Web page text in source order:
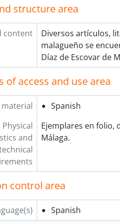
structure area
content
Diversos artículos,
malagueño se
Díaz de Escovar de
of access and use area
material
Spanish
Physical
and
Ejemplares en folio,
Málaga.
control area
Spanish